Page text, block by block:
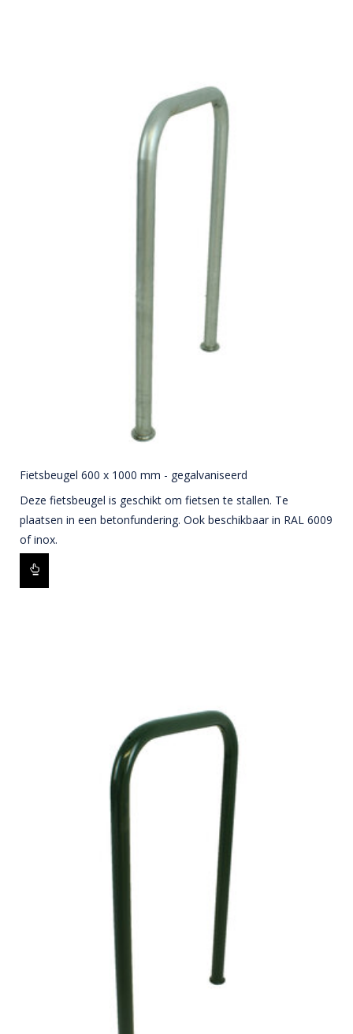
Fietsbeugel 600 x 1000 mm - gegalvaniseerd
Deze fietsbeugel is geschikt om fietsen te stallen. Te
plaatsen in een betonfundering. Ook beschikbaar in RAL 6009
of inox.